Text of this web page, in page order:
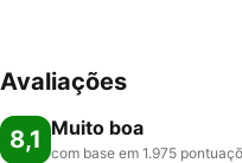
Avaliações
8,1 Muito boa
com base em 1.975